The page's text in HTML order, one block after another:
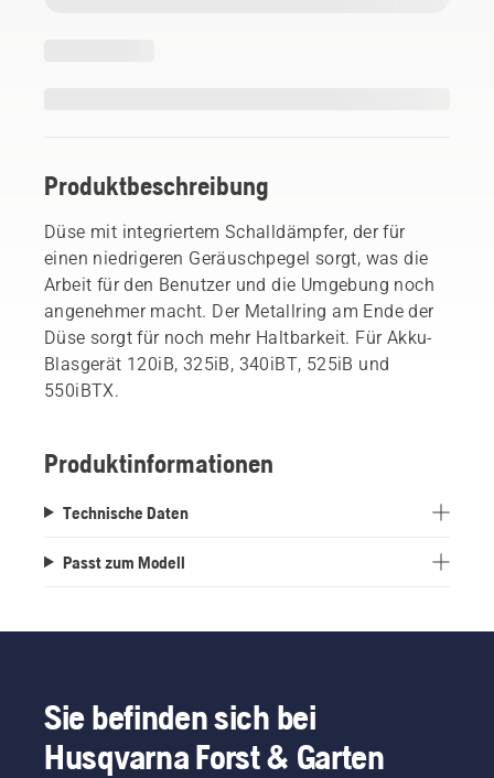
Produktbeschreibung
Düse mit integriertem Schalldämpfer, der für
einen niedrigeren Geräuschpegel sorgt, was die
Arbeit für den Benutzer und die Umgebung noch
angenehmer macht. Der Metallring am Ende der
Düse sorgt für noch mehr Haltbarkeit. Für Akku-
Blasgerät 120iB, 325iB, 340iBT, 525iB und
550iBTX.
Produktinformationen
Technische Daten
Passt zum Modell
Sie befinden sich bei
Husqvarna Forst & Garten